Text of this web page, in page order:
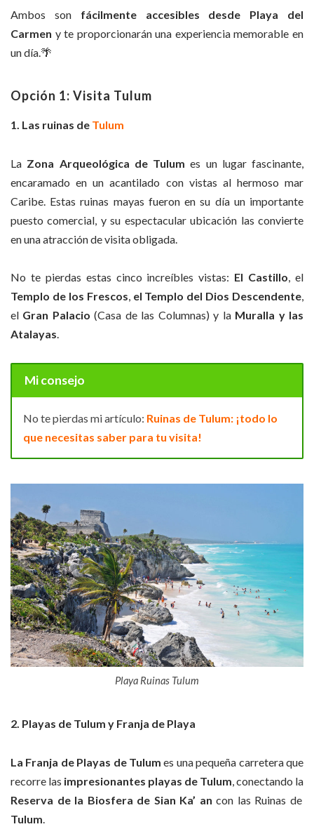
Ambos son fácilmente
accesibles desde Playa del
Carmen y te proporcionarán una experiencia memorable en
un día.🌴
Opción 1: Visita Tulum
1. Las ruinas de Tulum
La Zona Arqueológica de Tulum es un lugar fascinante,
encaramado en un acantilado con vistas al hermoso mar
Caribe. Estas ruinas mayas fueron en su día un importante
puesto comercial, y su espectacular ubicación las convierte
en una atracción de visita obligada.
No te pierdas estas cinco increíbles vistas: El Castillo, el
Templo de los Frescos, el Templo del Dios Descendente,
el Gran Palacio (Casa de las Columnas) y la Muralla y las
Atalayas.
Mi consejo
No te pierdas mi artículo: Ruinas de Tulum: ¡todo lo
que necesitas saber para tu visita!
Playa Ruinas Tulum
2. Playas de Tulum y Franja de Playa
La Franja de Playas de Tulum es una pequeña carretera que
recorre las impresionantes playas de Tulum , conectando la
Reserva de la Biosfera de Sian Ka’ an con las Ruinas de
Tulum